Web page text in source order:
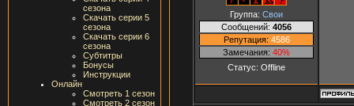
сезона
Скачать серии 5
сезона
Скачать серии 6
сезона
Субтитры
Бонусы
Инструкции
Онлайн
Смотреть 1 сезон
Смотреть 2 сезон
Группа: Свои
Сообщений: 4056
Репутация: 4586
Замечания: 40%
Статус: Offline